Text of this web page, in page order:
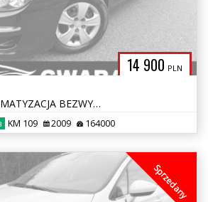
14 900 PLN
1.4i 109KM KLIMATYZACJA BEZWYPADKOWY SERWIS ASO OPŁACONY GWARANCJA
KM 109 2009 164000
Sprzedany